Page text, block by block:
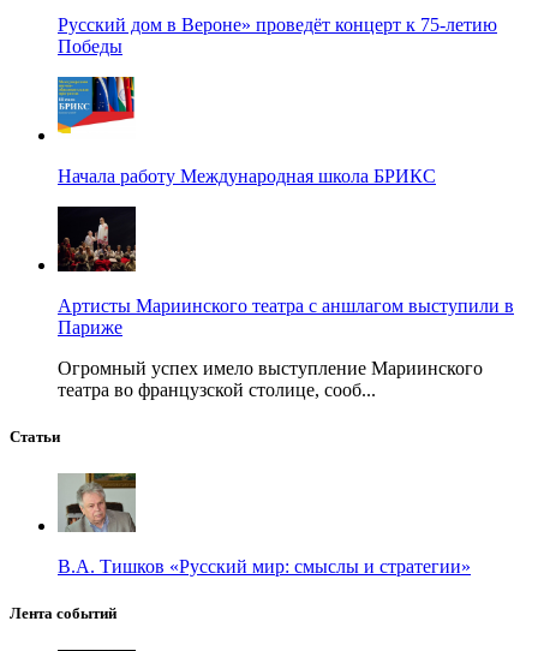
Русский дом в Вероне» проведёт концерт к 75-летию
Победы
Начала работу Международная школа БРИКС
Артисты Мариинского театра с аншлагом выступили в
Париже
Огромный успех имело выступление Мариинского
театра во французской столице, сооб...
Статьи
В.А. Тишков «Русский мир: смыслы и стратегии»
Лента событий